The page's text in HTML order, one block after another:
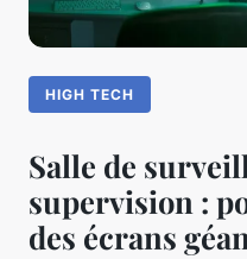
HIGH TECH
Salle de
supervision :
des écrans